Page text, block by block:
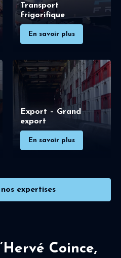
Transport
frigorifique
En savoir plus
Export – Grand
export
En savoir plus
expertises
Coince,